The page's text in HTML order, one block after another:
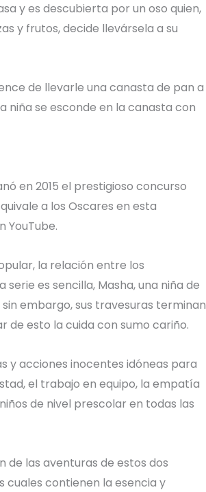
y es descubierta por un oso quien,
y frutos, decide llevársela a su
de llevarle una canasta de pan a
niña se esconde en la canasta con
en 2015 el prestigioso concurso
a los Oscares en esta
YouTube.
la relación entre los
es sencilla, Masha, una niña de
embargo, sus travesuras terminan
de esto la cuida con sumo cariño.
y acciones inocentes idóneas para
el trabajo en equipo, la empatía
de nivel prescolar en todas las
de las aventuras de estos dos
cuales contienen la esencia y